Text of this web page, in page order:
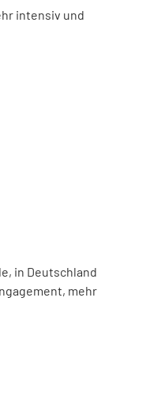
intensiv und
in Deutschland
mehr